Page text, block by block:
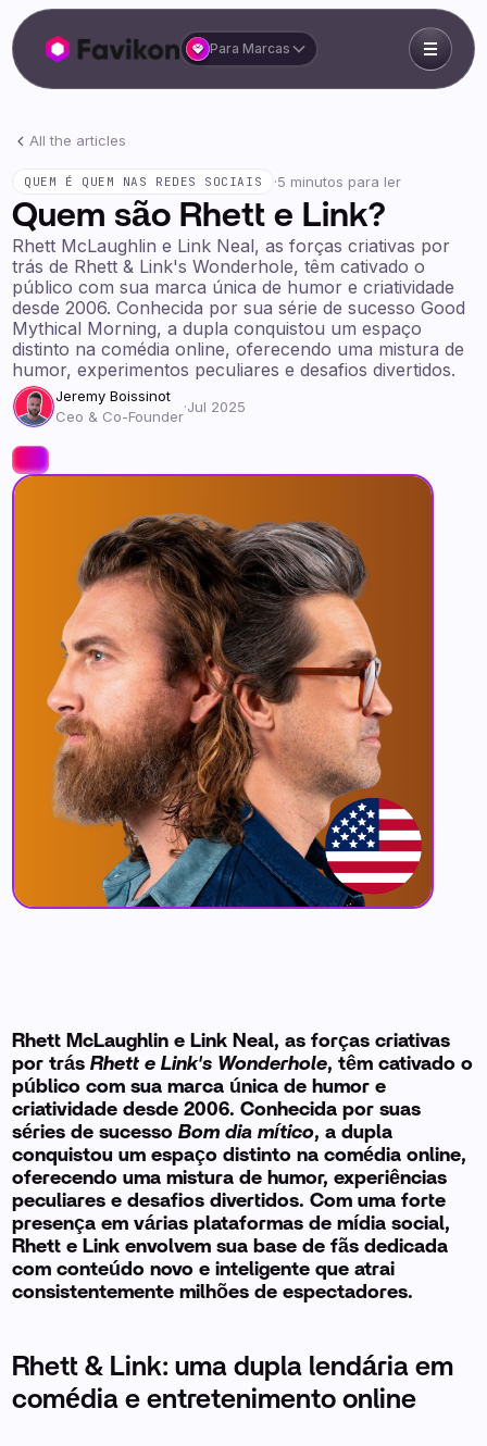
Para Marcas
All the articles
QUEM É QUEM NAS REDES SOCIAIS ·5 minutos para ler
Quem são Rhett e Link?
Rhett McLaughlin e Link Neal, as forças criativas por
trás de Rhett & Link's Wonderhole, têm cativado o
público com sua marca única de humor e criatividade
desde 2006. Conhecida por sua série de sucesso Good
Mythical Morning, a dupla conquistou um espaço
distinto na comédia online, oferecendo uma mistura de
humor, experimentos peculiares e desafios divertidos.
Jeremy Boissinot
Ceo & Co-Founder
·Jul 2025
Rhett McLaughlin e Link Neal, as forças criativas
por trásRhett e Link's Wonderhole, têm cativado o
público com sua marca única de humor e
criatividade desde 2006. Conhecida por suas
séries de sucessoBom dia mítico, a dupla
conquistou um espaço distinto na comédia online,
oferecendo uma mistura de humor, experiências
peculiares e desafios divertidos. Com uma forte
presença em várias plataformas de mídia social,
Rhett e Link envolvem sua base de fãs dedicada
com conteúdo novo e inteligente que atrai
consistentemente milhões de espectadores.
Rhett & Link: uma dupla lendária em
comédia e entretenimento online